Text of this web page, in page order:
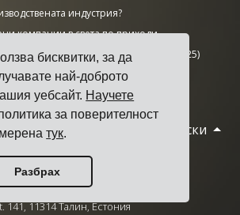
бисквитки, за да
най-доброто
уебсайт. Научете
за поверителност
тук.
Разбрах
индустрия?
компании в света по приходи
Пазарен дял в облачните услуги (2025)
по държави (ноември 2025)
Български
OÜ в Естония.
EE102137680.
141, 11314 Талин, Естония